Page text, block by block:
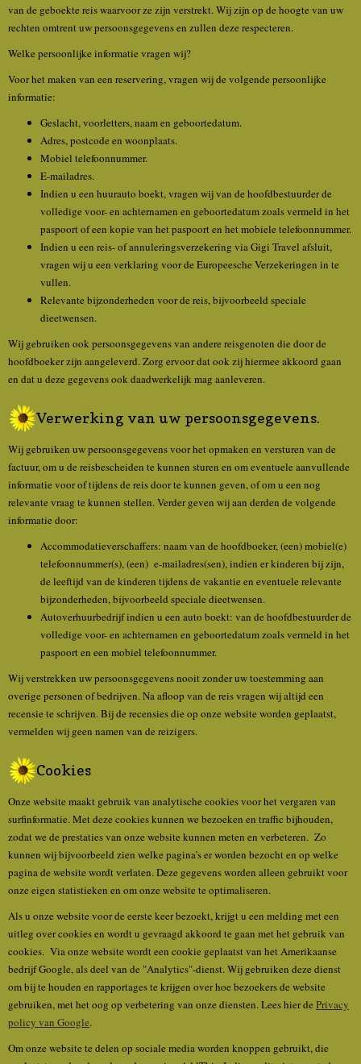
van de geboekte reis waarvoor ze zijn verstrekt. Wij zijn op de hoogte van uw
rechten omtrent uw persoonsgegevens en zullen deze respecteren.
Welke persoonlijke informatie vragen wij?
Voor het maken van een reservering, vragen wij de volgende persoonlijke
informatie:
Geslacht, voorletters, naam en geboortedatum.
Adres, postcode en woonplaats.
Mobiel telefoonnummer.
E-mailadres.
Indien u een huurauto boekt, vragen wij van de hoofdbestuurder de
volledige voor- en achternamen en geboortedatum zoals vermeld in het
paspoort of een kopie van het paspoort en het mobiele telefoonnummer.
Indien u een reis- of annuleringsverzekering via Gigi Travel afsluit,
vragen wij u een verklaring voor de Europeesche Verzekeringen in te
vullen.
Relevante bijzonderheden voor de reis, bijvoorbeeld speciale
dieetwensen.
Wij gebruiken ook persoonsgegevens van andere reisgenoten die door de
hoofdboeker zijn aangeleverd. Zorg ervoor dat ook zij hiermee akkoord gaan
en dat u deze gegevens ook daadwerkelijk mag aanleveren.
Verwerking van uw persoonsgegevens.
Wij gebruiken uw persoonsgegevens voor het opmaken en versturen van de
factuur, om u de reisbescheiden te kunnen sturen en om eventuele aanvullende
informatie voor of tijdens de reis door te kunnen geven, of om u een nog
relevante vraag te kunnen stellen. Verder geven wij aan derden de volgende
informatie door:
Accommodatieverschaffers: naam van de hoofdboeker, (een) mobiel(e)
telefoonnummer(s), (een) e-mailadres(sen), indien er kinderen bij zijn,
de leeftijd van de kinderen tijdens de vakantie en eventuele relevante
bijzonderheden, bijvoorbeeld speciale dieetwensen.
Autoverhuurbedrijf indien u een auto boekt: van de hoofdbestuurder de
volledige voor- en achternamen en geboortedatum zoals vermeld in het
paspoort en een mobiel telefoonnummer.
Wij verstrekken uw persoonsgegevens nooit zonder uw toestemming aan
overige personen of bedrijven. Na afloop van de reis vragen wij altijd een
recensie te schrijven. Bij de recensies die op onze website worden geplaatst,
vermelden wij geen namen van de reizigers.
Cookies
Onze website maakt gebruik van analytische cookies voor het vergaren van
surfinformatie. Met deze cookies kunnen we bezoeken en traffic bijhouden,
zodat we de prestaties van onze website kunnen meten en verbeteren. Zo
kunnen wij bijvoorbeeld zien welke pagina’s er worden bezocht en op welke
pagina de website wordt verlaten. Deze gegevens worden alleen gebruikt voor
onze eigen statistieken en om onze website te optimaliseren.
Als u onze website voor de eerste keer bezoekt, krijgt u een melding met een
uitleg over cookies en wordt u gevraagd akkoord te gaan met het gebruik van
cookies. Via onze website wordt een cookie geplaatst van het Amerikaanse
bedrijf Google, als deel van de "Analytics"-dienst. Wij gebruiken deze dienst
om bij te houden en rapportages te krijgen over hoe bezoekers de website
gebruiken, met het oog op verbetering van onze diensten. Lees hier de Privacy
policy van Google.
Om onze website te delen op sociale media worden knoppen gebruikt, die